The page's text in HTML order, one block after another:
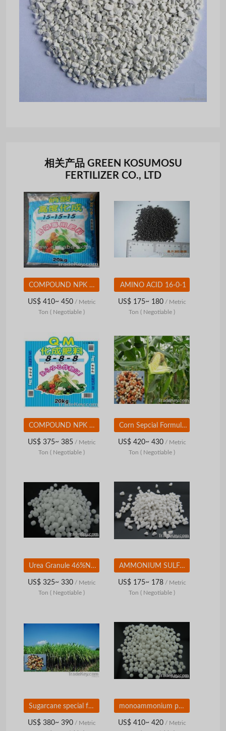
相关产品 GREEN KOSUMOSU
FERTILIZER CO., LTD
COMPOUND NPK 15-15-15 FERTILIZER
US$ 410~ 450/ Metric
Ton ( Negotiable )
AMINO ACID 16-0-1
US$ 175~ 180/ Metric
Ton ( Negotiable )
COMPOUND NPK 8-8-8 FERTILIZER
US$ 375~ 385/ Metric
Ton ( Negotiable )
Corn Sepcial Formula Fertilizer
US$ 420~ 430/ Metric
Ton ( Negotiable )
Urea Granule 46%N 2-4mm
US$ 325~ 330/ Metric
Ton ( Negotiable )
AMMONIUM SULFATE
US$ 175~ 178/ Metric
Ton ( Negotiable )
Sugarcane special fertilizer
US$ 380~ 390/ Metric
monoammonium phosphate (MAP)
US$ 410~ 420/ Metric